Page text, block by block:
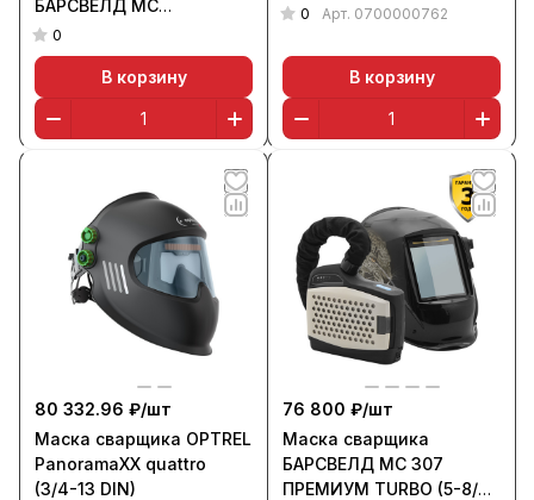
БАРСВЕЛД МС
107/207/307
0
В корзину
0 Арт. 0700000762
В корзину
80 332.96 ₽/шт
Маска сварщика OPTREL
PanoramaXX quattro
(3/4-13 DIN)
76 800 ₽/шт
Маска сварщика
БАРСВЕЛД МС 307
ПРЕМИУМ TURBO (5-8/9-